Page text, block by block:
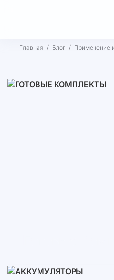
Главная Блог Применение
3-10 кВт